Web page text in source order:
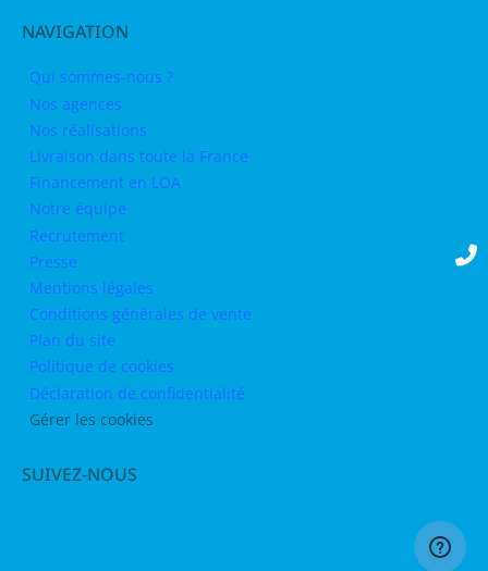
NAVIGATION
Qui sommes-nous ?
Nos agences
Nos réalisations
Livraison dans toute la France
Financement en LOA
Notre équipe
Recrutement
Presse
Mentions légales
Conditions générales de vente
Plan du site
Politique de cookies
Déclaration de confidentialité
Gérer les cookies
SUIVEZ-NOUS